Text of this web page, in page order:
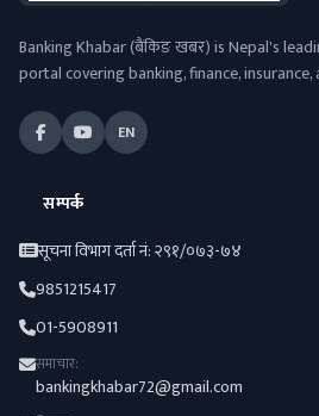
Banking Khabar (बैंकिङ खबर) is Nepal's
portal covering banking, finance,
EN
सम्पर्क
सूचना विभाग दर्ता नं: २९१/०७३-७४
9851215417
01-5908911
समाचार:
bankingkhabar72@gmail.com